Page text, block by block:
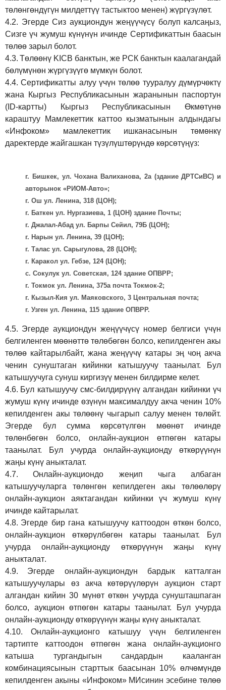
төлөнгөндүгүн милдеттүү тастыктоо менен) жүргүзүлөт.
4.2. Эгерде Сиз аукциондун жеңүүчүсү болуп калсаңыз,
Сизге үч жумуш күнүнүн ичинде Сертификаттын баасын
төлөө зарыл болот.
4.3. Төлөөнү KICB банктын, же РСК банктын каалагандай
бөлүмүнөн жүргүзүүгө мүмкүн болот.
4.4.Сертификатты алуу үчүн төлөө тууралуу дүмүрчөктү
жана Кыргыз Республикасынын жаранынын паспортун
(ID-картты) Кыргыз Республикасынын Өкмөтүнө
караштуу Мамлекеттик каттоо кызматынын алдындагы
«Инфоком» мамлекеттик ишканасынын төмөнкү
даректерде жайгашкан түзүлүштөрүндө көрсөтүңүз:
г. Бишкек, ул. Чохана Валиханова, 2а (здание ДРТСиВС) и
авторынок «РИОМ-Авто»;
г. Ош ул. Ленина, 318 (ЦОН);
г. Баткен ул. Нургазиева, 1 (ЦОН) здание Почты;
г. Джалал-Абад ул. Барпы Сейил, 79Б (ЦОН);
г. Нарын ул. Ленина, 39 (ЦОН);
г. Талас ул. Сарыгулова, 28 (ЦОН);
г. Каракол ул. Гебзе, 124 (ЦОН);
с. Сокулук ул. Советская, 124 здание ОПВРР;
г. Токмок ул. Ленина, 375а почта Токмок-2;
г. Кызыл-Кия ул. Маяковского, 3 Центральная почта;
г. Узген ул. Ленина, 115 здание ОПВРР.
4.5. Эгерде аукциондун жеңүүчүсү номер белгиси үчүн
белгиленген мөөнөттө төлөбөгөн болсо, кепилденген акы
төлөө кайтарылбайт, жана жеңүүчү катары эң чоң акча
ченин сунуштаган кийинки катышуучу таанылат. Бул
катышуучуга сунуш киргизүү менен билдирме келет.
4.6. Бул катышуучу смс-билдирүүнү алгандан кийинки үч
жумуш күнү ичинде өзүнүн максималдуу акча ченин 10%
кепилденген акы төлөөнү чыгарып салуу менен төлөйт.
Эгерде бул сумма көрсөтүлгөн мөөнөт ичинде
төлөнбөгөн болсо, онлайн-аукцион өтпөгөн катары
таанылат. Бул учурда онлайн-аукционду өткөрүүнүн
жаңы күнү аныкталат.
4.7.
Онлайн-аукциондо жеңип чыга албаган
катышуучуларга төлөнгөн кепилдеген акы төлөөлөрү
онлайн-аукцион аяктагандан кийинки үч жумуш күнү
ичинде кайтарылат.
4.8. Эгерде бир гана катышуучу каттоодон өткөн болсо,
онлайн-аукцион өткөрүлбөгөн катары таанылат.
Бул
учурда онлайн-аукционду өткөрүүнүн жаңы күнү
аныкталат.
4.9.
Эгерде онлайн-аукциондун бардык катталган
катышуучулары өз акча көтөрүүлөрүн аукцион старт
алгандан кийин 30 мүнөт өткөн учурда сунушташпаган
болсо, аукцион өтпөгөн катары таанылат. Бул учурда
онлайн-аукционду өткөрүүнүн жаңы күнү аныкталат.
4.10.
Онлайн-аукционго катышуу үчүн белгиленген
тартипте каттоодон өтпөгөн жана онлайн-аукционго
катыша тургандыгын сандардын кааланган
комбинациясынын старттык баасынан 10% өлчөмүндө
кепилденген акыны «Инфоком» МИсинин эсебине төлөө